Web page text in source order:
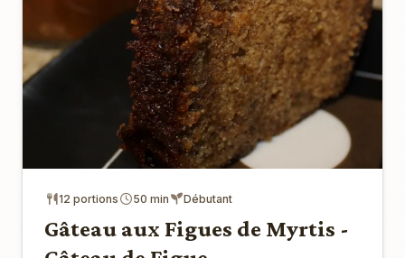
12 portions 50 min Débutant
Gâteau aux Figues de Myrtis -